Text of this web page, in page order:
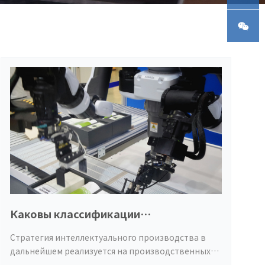
Каковы классификации
Стратегия интеллектуального производства в
дальнейшем реализуется на производственных
н
Телефо